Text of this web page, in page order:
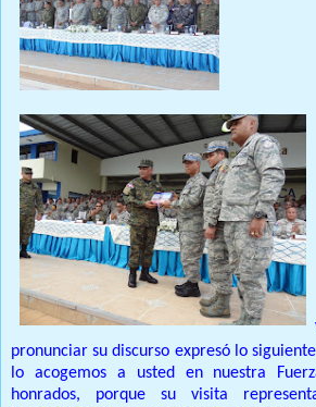
pronunciar su discurso expresó lo
lo acogemos a usted en nuestra
honrados, porque su visita